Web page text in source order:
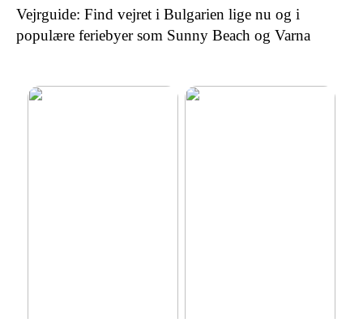
Vejrguide: Find vejret i Bulgarien lige nu og i
populære feriebyer som Sunny Beach og Varna